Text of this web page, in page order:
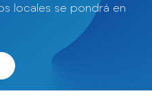
locales se pondrá en